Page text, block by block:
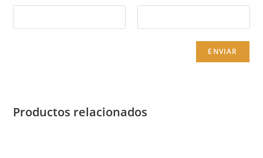
Productos relacionados